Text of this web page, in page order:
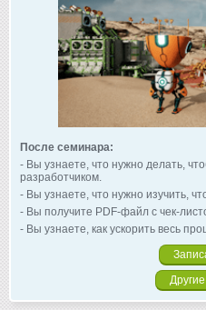
После семинара:
- Вы узнаете, что нужно делать,
разработчиком.
- Вы узнаете, что нужно изучить,
- Вы получите PDF-файл с чек-
- Вы узнаете, как ускорить весь